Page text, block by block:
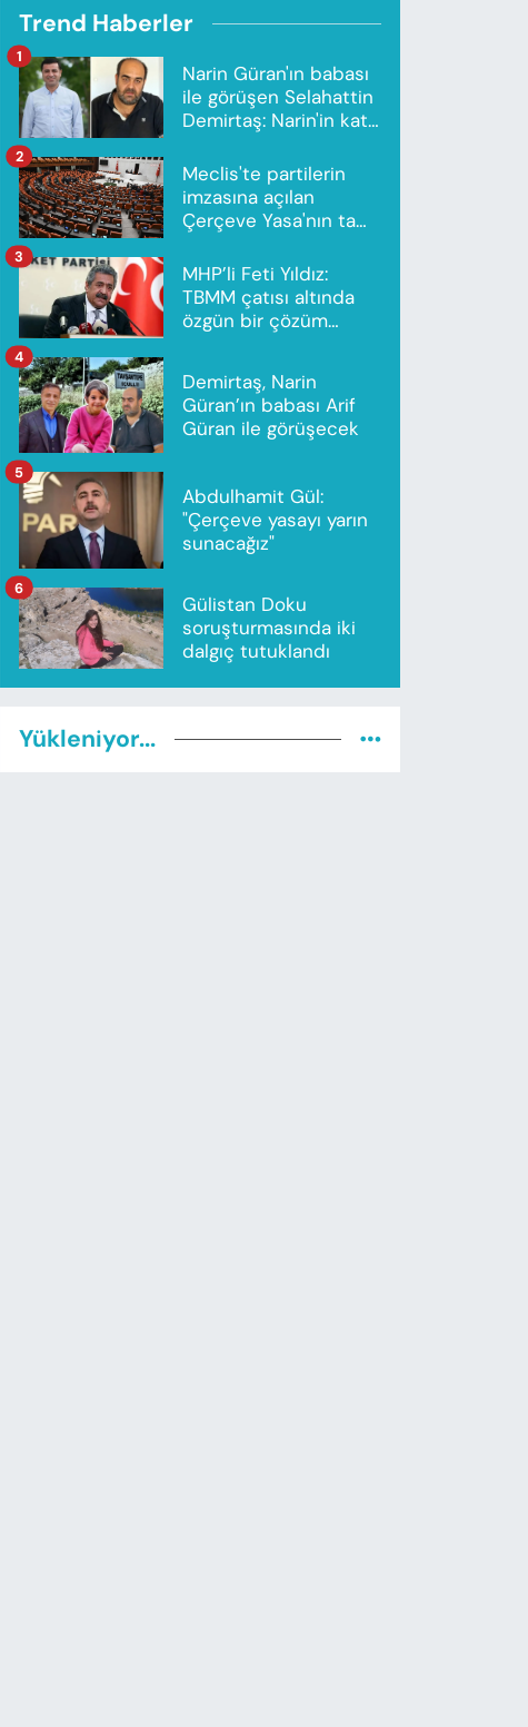
Trend Haberler
Narin Güran'ın babası
ile görüşen Selahattin
Demirtaş: Narin'in katili
1
Meclis'te partilerin
imzasına açılan
Çerçeve Yasa'nın tam
2
MHP’li Feti Yıldız:
TBMM çatısı altında
özgün bir çözüm
3
Demirtaş, Narin
Güran’ın babası Arif
Güran ile görüşecek
4
Abdulhamit Gül:
"Çerçeve yasayı yarın
sunacağız"
5
Gülistan Doku
soruşturmasında iki
dalgıç tutuklandı
6
Yükleniyor...